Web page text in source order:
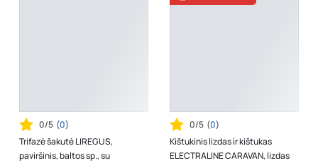
0/5 (0)
Trifazė šakutė LIREGUS,
paviršinis, baltos sp., su
0/5 (0)
Kištukinis lizdas ir kištukas
ELECTRALINE CARAVAN, lizdas